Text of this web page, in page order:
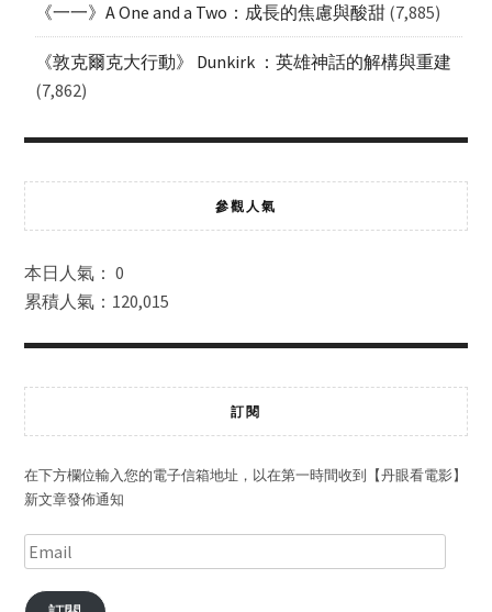
《一一》A One and a Two：成長的焦慮與酸甜 (7,885)
《敦克爾克大行動》 Dunkirk ：英雄神話的解構與重建
(7,862)
參觀人氣
本日人氣： 0
累積人氣：120,015
訂閱
在下方欄位輸入您的電子信箱地址，以在第一時間收到【丹眼看電影】
新文章發佈通知